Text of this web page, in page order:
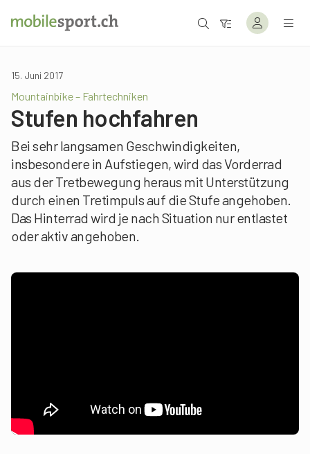
15. Juni 2017
Mountainbike – Fahrtechniken
Stufen hochfahren
Bei sehr langsamen Geschwindigkeiten,
insbesondere in Aufstiegen, wird das Vorderrad
aus der Tretbewegung heraus mit Unterstützung
durch einen Tretimpuls auf die Stufe angehoben.
Das Hinterrad wird je nach Situation nur entlastet
oder aktiv angehoben.